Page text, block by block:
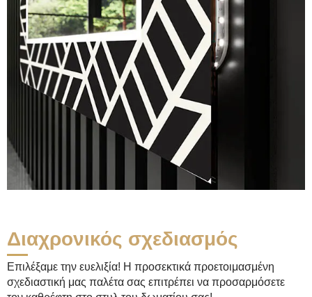
Διαχρονικός σχεδιασμός
Επιλέξαμε την ευελιξία! Η προσεκτικά προετοιμασμένη
σχεδιαστική μας παλέτα σας επιτρέπει να προσαρμόσετε